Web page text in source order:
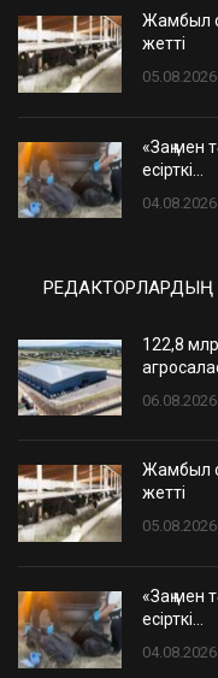
Жамбыл
жетті
05.08.2026
«Заң мен
есірткі…
04.08.2026
122,8
06.08.2026
Жамбыл
жетті
05.08.2026
«Заң мен
есірткі…
04.08.2026